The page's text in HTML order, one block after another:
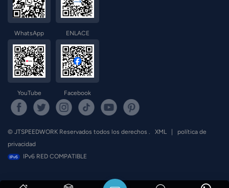
WhatsApp ENLACE
YouTube Facebook
© JTSPEEDWORK Reservados todos los derechos . XML |
política de
privacidad
IPv6 RED COMPATIBLE